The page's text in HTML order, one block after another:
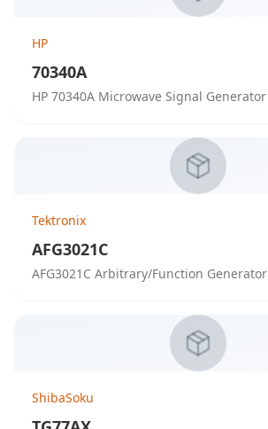
HP
70340A
HP 70340A Microwave Signal Generator
Tektronix
AFG3021C
AFG3021C Arbitrary/Function Generator
ShibaSoku